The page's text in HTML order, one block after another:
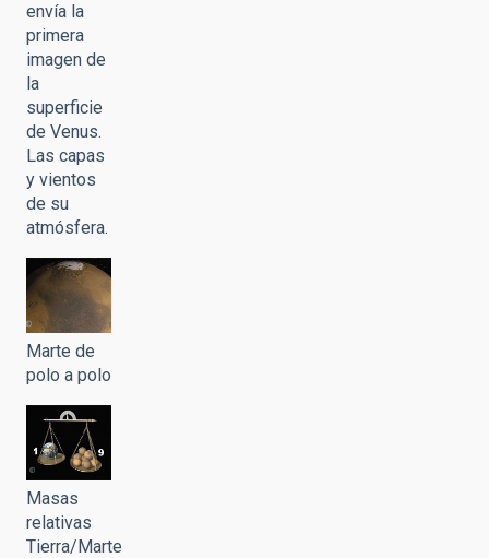
envía la
primera
imagen de
la
superficie
de Venus.
Las capas
y vientos
de su
atmósfera.
Marte de
polo a polo
Masas
relativas
Tierra/Marte